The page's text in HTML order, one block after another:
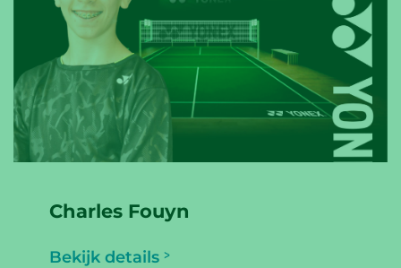
Charles Fouyn
Bekijk details